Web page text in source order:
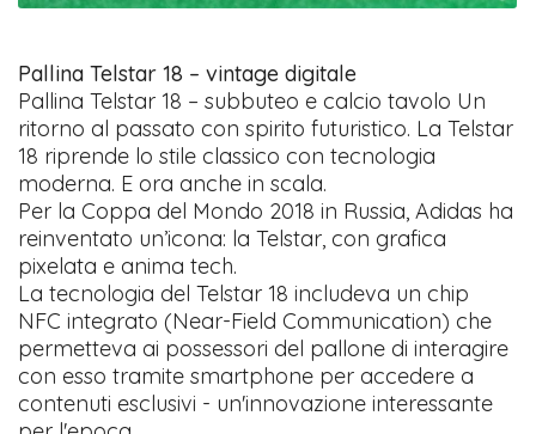
Pallina Telstar 18 – vintage digitale
Pallina Telstar 18 – subbuteo e calcio tavolo Un
ritorno al passato con spirito futuristico. La Telstar
18 riprende lo stile classico con tecnologia
moderna. E ora anche in scala.
Per la Coppa del Mondo 2018 in Russia, Adidas ha
reinventato un’icona: la Telstar, con grafica
pixelata e anima tech.
La tecnologia del Telstar 18 includeva un chip
NFC integrato (Near-Field Communication) che
permetteva ai possessori del pallone di interagire
con esso tramite smartphone per accedere a
contenuti esclusivi - un'innovazione interessante